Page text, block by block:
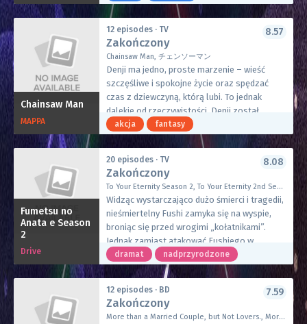
klasy A dołącza do polowania. Czy
Chainsaw Man
MAPPA
12 episodes · TV
Zakończony
Chainsaw Man, チェンソーマン
8.57
Denji ma jedno, proste marzenie – wieść
szczęśliwe i spokojne życie oraz spędzać
czas z dziewczyną, którą lubi. To jednak
dalekie od rzeczywistości. Denji został
zmuszony do mordowania demonów, żeby
spłacić swoje gigantyczne długi. Używając
broni, był gotów zrobić wszystko dla
odrobiny kasy.
Niestety, gdy przestał być użyteczny, został
zamordowany przez demona związanego
kontraktem z yakuzą. Jednakże Pochita
postanawia złączyć się z martwym ciałem
Denjiego i przekazać mu moce demona piły
mechanicznej. Mogąc teraz transformować
części swojego ciała w piły mechaniczne,
ożywiony Denji wykorzystuje zdobyte
umiejętności, by szybko i brutalnie
eliminować swoich wrogów. Przyciągając tym
akcja fantasy
Fumetsu no
Anata e Season
2
Drive
20 episodes · TV
Zakończony
To Your Eternity Season 2, To Your Eternity 2nd Season, To You, the Immortal 2nd Season, 不滅のあなたへ Season2
8.08
Widząc wystarczająco dużo śmierci i tragedii,
nieśmiertelny Fushi zamyka się na wyspie,
broniąc się przed wrogimi „kołatnikami”.
Jednak zamiast atakować Fushiego w
odosobnieniu, kołatnicy zaczynają atakować
osady poza jego zasięgiem w nadziei, że uda
Strażnicy — prowadzona przez Hisame,
potomka zmarłej wojowniczki Hayase —
dramat nadprzyrodzone
12 episodes · BD
Zakończony
More than a Married Couple, but Not Lovers., More than a Couple, Less than Lovers., Fuukoi, 夫婦以上、恋人未満。
7.59